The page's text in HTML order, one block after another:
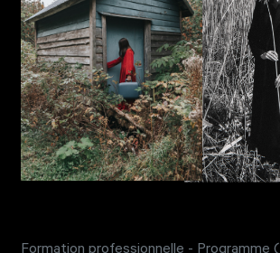
Formation professionnelle - Programme